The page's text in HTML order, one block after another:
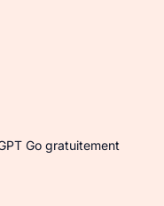
Go gratuitement